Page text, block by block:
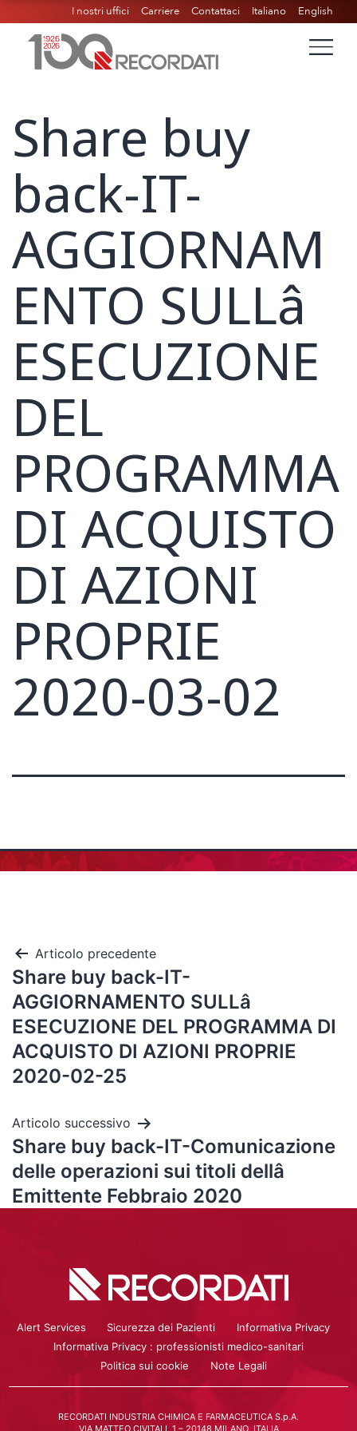
I nostri uffici Carriere Contattaci Italiano English
Share buy
back-IT-
AGGIORNAM
ENTO SULLâ
ESECUZIONE
DEL
PROGRAMMA
DI ACQUISTO
DI AZIONI
PROPRIE
2020-03-02
Articolo precedente
Share buy back-IT-
AGGIORNAMENTO SULLâ
ESECUZIONE DEL PROGRAMMA DI
ACQUISTO DI AZIONI PROPRIE
2020-02-25
Articolo successivo
Share buy back-IT-Comunicazione
delle operazioni sui titoli dellâ
Emittente Febbraio 2020
Alert Services Sicurezza dei Pazienti
Informativa Privacy
Informativa Privacy : professionisti medico-sanitari
Politica sui cookie
Note Legali
RECORDATI INDUSTRIA CHIMICA E FARMACEUTICA S.p.A.
VIA MATTEO CIVITALI, 1 – 20148 MILANO, ITALIA